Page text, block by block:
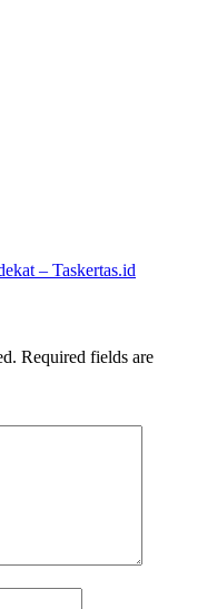
– Taskertas.id
Required fields are